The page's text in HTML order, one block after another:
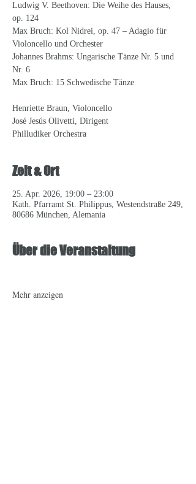
Ludwig V. Beethoven: Die Weihe des Hauses,
op. 124
Max Bruch: Kol Nidrei, op. 47 – Adagio für
Violoncello und Orchester
Johannes Brahms: Ungarische Tänze Nr. 5 und
Nr. 6
Max Bruch: 15 Schwedische Tänze
Henriette Braun, Violoncello
José Jesús Olivetti, Dirigent
Philludiker Orchestra
Zeit & Ort
25. Apr. 2026, 19:00 – 23:00
Kath. Pfarramt St. Philippus, Westendstraße 249,
80686 München, Alemania
Über die Veranstaltung
Mehr anzeigen